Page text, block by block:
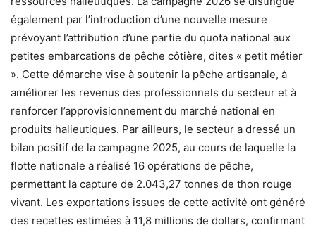
également par l’introduction d’une nouvelle mesure
prévoyant l’attribution d’une partie du quota national aux
petites embarcations de pêche côtière, dites « petit métier
». Cette démarche vise à soutenir la pêche artisanale, à
améliorer les revenus des professionnels du secteur et à
renforcer l’approvisionnement du marché national en
produits halieutiques. Par ailleurs, le secteur a dressé un
bilan positif de la campagne 2025, au cours de laquelle la
flotte nationale a réalisé 16 opérations de pêche,
permettant la capture de 2.043,27 tonnes de thon rouge
vivant. Les exportations issues de cette activité ont généré
des recettes estimées à 11,8 millions de dollars, confirmant